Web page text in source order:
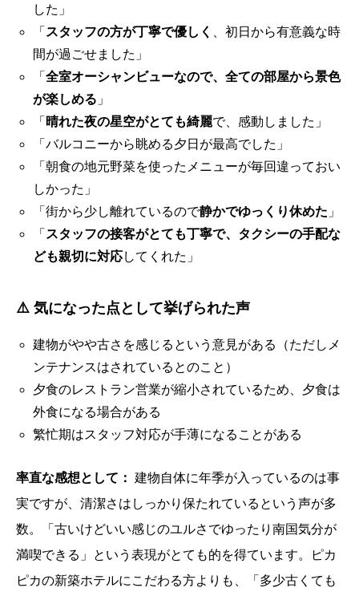
した」
「 スタッフの方が丁寧で優しく
、初日から有意義な時
間が過ごせました」
「 全室オーシャンビューなので、全ての部屋から景色
が楽しめる 」
「 晴れた夜の星空がとても綺麗で、感動しました」
「バルコニーから眺める夕日が最高でした」
「朝食の地元野菜を使ったメニューが毎回違っておい
しかった」
「街から少し離れているので静かでゆっくり休めた 」
「 スタッフの接客がとても丁寧で、タクシーの手配な
ども親切に対応してくれた」
⚠️ 気になった点として挙げられた声
建物がやや古さを感じるという意見がある（ただしメ
ンテナンスはされているとのこと）
夕食のレストラン営業が縮小されているため、夕食は
外食になる場合がある
繁忙期はスタッフ対応が手薄になることがある
率直な感想として： 建物自体に年季が入っているのは事
実ですが、清潔さはしっかり保たれているという声が多
数。「古いけどいい感じのユルさでゆったり南国気分が
満喫できる」という表現がとても的を得ています。ピカ
ピカの新築ホテルにこだわる方よりも、「多少古くても